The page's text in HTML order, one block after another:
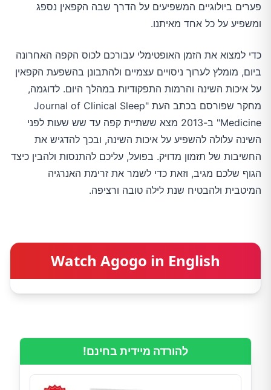
פערים ביולוגיים המשפיעים על הדרך שבה הקפאין נספג
ומשפיע על כל אחד מאיתנו.
כדי למצוא את הזמן האופטימלי עבורכם לכוס הקפה האחרונה
ביום, מומלץ לערוך ניסויים עצמיים ולהתבונן בהשפעת הקפאין
על איכות השינה והרמות התפקודיות במהלך היום. לדוגמה,
מחקר שפורסם בכתב העת "Journal of Clinical Sleep
Medicine" ב-2013 מצא ששתיית קפה עד שש שעות לפני
השינה עלולה להשפיע על איכות השינה, ובכך להדגיש את
החשיבות של תזמון מדויק. בפועל, עליכם להתנסות ולהבין כיצד
הגוף שלכם מגיב, וזאת כדי לשמר את זרימת האנרגיה
המיטבית ולהבטיח שנת לילה טובה ורציפה.
Watch Agogo in English
להורדה מיידית בחינם!